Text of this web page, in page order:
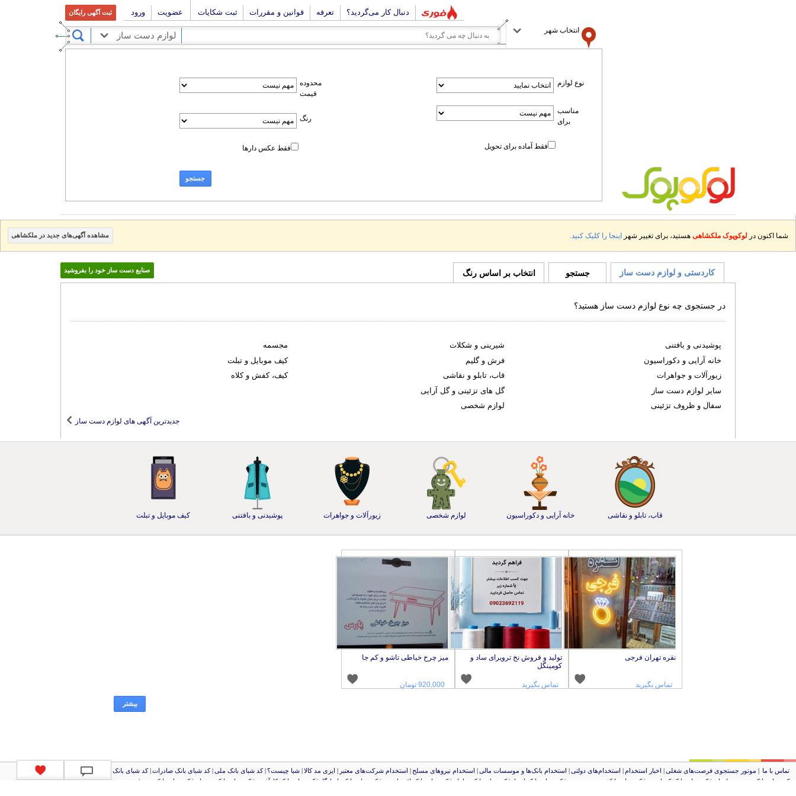
دنبال کار می‌گردید؟ تعرفه قوانین و مقررات ثبت شکایات عضویت ورود ثبت آگهی رایگان
انتخاب شهر
لوازم دست ساز
نوع لوازم
مناسب
برای
فقط آماده برای تحویل
محدوده
قیمت
رنگ
فقط عکس دارها
جستجو
شما اکنون در لوکوپوک ملکشاهی هستید، برای تغییر شهر اینجا را کلیک کنید. مشاهده آگهی‌های جدید در ملکشاهی
کاردستی و لوازم دست ساز جستجو انتخاب بر اساس رنگ صنایع دست ساز خود را بفروشید
در جستجوی چه نوع لوازم دست ساز هستید؟
جدیدترین آگهی های لوازم دست ساز
پوشیدنی و بافتنی
خانه آرایی و دکوراسیون
زیورآلات و جواهرات
سایر لوازم دست ساز
سفال و ظروف تزئینی
شیرینی و شکلات
فرش و گلیم
قاب، تابلو و نقاشی
گل های تزئینی و گل آرایی
لوازم شخصی
مجسمه
کیف موبایل و تبلت
کیف، کفش و کلاه
قاب، تابلو و نقاشی خانه آرایی و دکوراسیون لوازم شخصی زیورآلات و جواهرات پوشیدنی و بافتنی کیف موبایل و تبلت
نقره تهران فرجی
تماس بگیرید
تولید و فروش نخ ترویرای ساد و
کومینگل
تماس بگیرید
میز چرخ خیاطی تاشو و کم جا
920,000 تومان
بیشتر
تماس با ما موتور جستجوی فرصت‌های شغلی اخبار استخدام استخدام‌های دولتی استخدام‌ بانک‌ها و موسسات مالی استخدام‌ نیروهای مسلح استخدام‌ شرکت‌های معتبر ایزی مد کالا شبا چیست؟ |کد شبای بانک ملی |کد شبای بانک صادرات |کد شبای بانک تجارت کد شبای بانک سپه
کد شبای بانک توصعه صادرات
|کد شبای بانک کشاورزی |کد شبای بانک صنعت و معدن |کد شبای بانک انصار |کد شبای بانک سامان |کد شبای بانک اقتصادنوین |کد شبای بانک پاسارگاد |کد شبای بانک کارآفرین |کد شبای بانک سرمایه |کد شبای بانک شهر
|